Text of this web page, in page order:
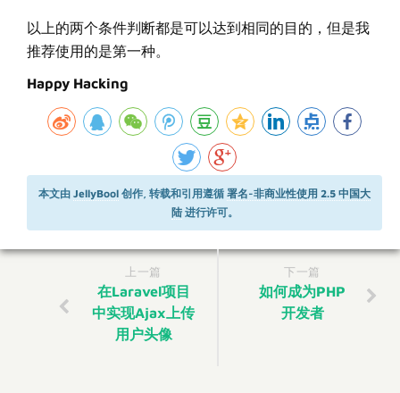
以上的两个条件判断都是可以达到相同的目的，但是我
推荐使用的是第一种。
Happy Hacking
本文由 JellyBool 创作, 转载和引用遵循 署名-非商业性使用 2.5 中国大
陆进行许可。
上一篇
在Laravel项目
中实现Ajax上传
用户头像
下一篇
如何成为PHP
开发者